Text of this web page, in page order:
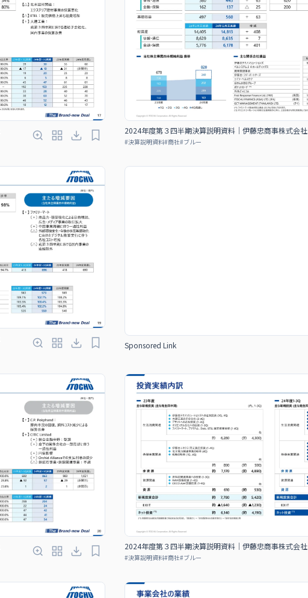
2024年度第３四半期決算説明資料｜伊藤忠商事株式会社
#決算説明資料#商社#ブルー
Sponsored Link
2024年度第３四半期決算説明資料｜伊藤忠商事株式会社
#決算説明資料#商社#ブルー